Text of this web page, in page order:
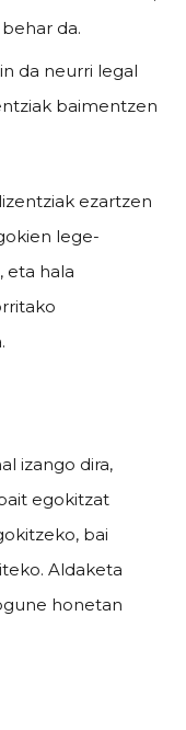
da.
da neurri legal
baimentzen
ezartzen
lege-
eta hala
izango dira,
egokitzat
bai
Aldaketa
honetan